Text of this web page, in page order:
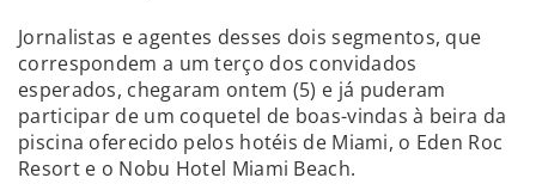
Jornalistas e agentes desses dois segmentos, que
correspondem a um terço dos convidados
esperados, chegaram ontem (5) e já puderam
participar de um coquetel de boas-vindas à beira da
piscina oferecido pelos hotéis de Miami, o Eden Roc
Resort e o Nobu Hotel Miami Beach.